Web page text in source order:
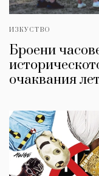
ИЗКУСТВО
Броени
очаквания